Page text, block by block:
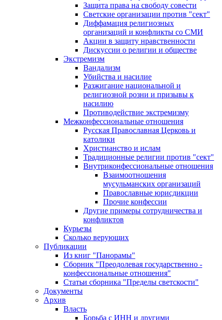
Защита права на свободу совести
Светские организации против "сект"
Диффамация религиозных
организаций и конфликты со СМИ
Акции в защиту нравственности
Дискуссии о религии и обществе
Экстремизм
Вандализм
Убийства и насилие
Разжигание национальной и
религиозной розни и призывы к
насилию
Противодействие экстремизму
Межконфессиональные отношения
Русская Православная Церковь и
католики
Христианство и ислам
Традиционные религии против "сект"
Внутриконфессиональные отношения
Взаимоотношения
мусульманских организаций
Православные юрисдикции
Прочие конфессии
Другие примеры сотрудничества и
конфликтов
Курьезы
Сколько верующих
Публикации
Из книг "Панорамы"
Сборник "Преодолевая государственно -
конфессиональные отношения"
Статьи сборника "Пределы светскости"
Документы
Архив
Власть
Борьба с ИНН и другими